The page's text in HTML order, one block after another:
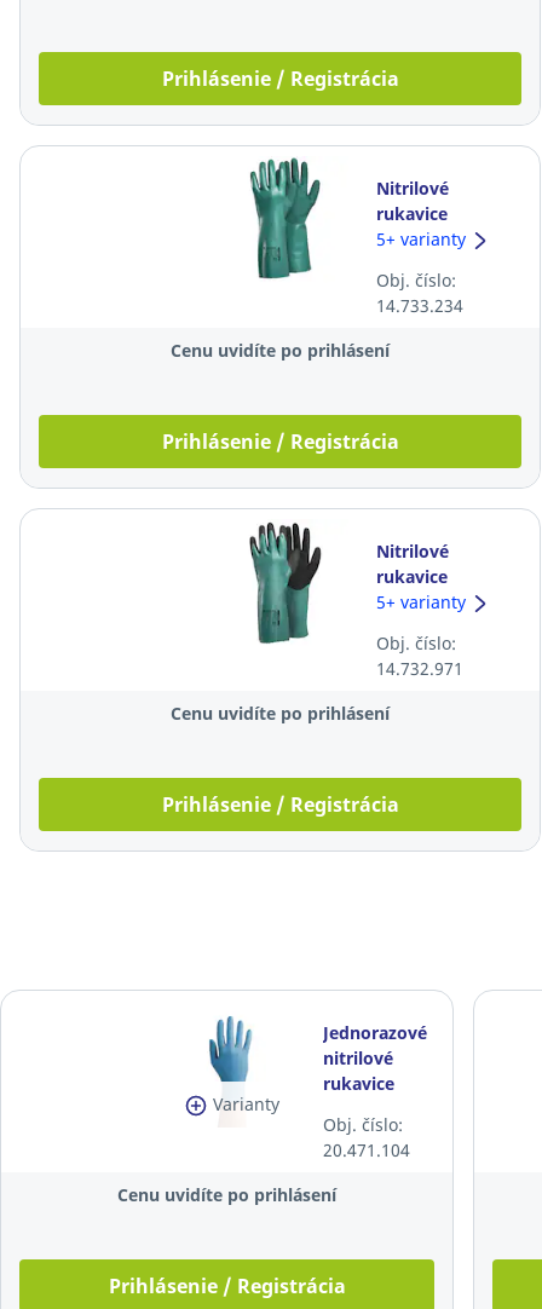
Prihlásenie / Registrácia
Nitrilové
rukavice
TEGERA® 7363,
zelené, 12 párov
5+ varianty
Obj. číslo:
14.733.234
Cenu uvidíte po prihlásení
Prihlásenie / Registrácia
Nitrilové
rukavice
TEGERA® 7361,
zelené, 12 párov
5+ varianty
Obj. číslo:
14.732.971
Cenu uvidíte po prihlásení
Prihlásenie / Registrácia
Varianty
Jednorazové
nitrilové
rukavice
easyCARE,
veľkosť M,
modré,
Obj. číslo:
20.471.104
Cenu uvidíte po prihlásení
Prihlásenie / Registrácia